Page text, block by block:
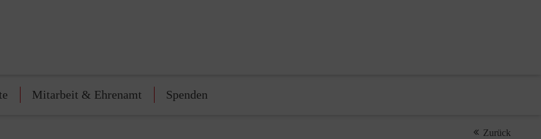
Mitarbeit & Ehrenamt Spenden
Zurück